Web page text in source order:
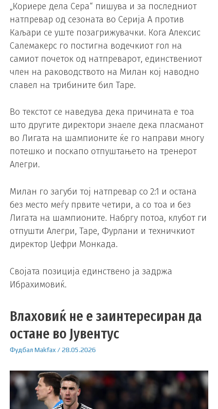
„Кориере дела Сера“ пишува и за последниот
натпревар од сезоната во Серија А против
Каљари се уште позагрижувачки. Кога Алексис
Салемакерс го постигна водечкиот гол на
самиот почеток од натпреварот, единствениот
член на раководството на Милан кој наводно
славел на трибините бил Таре.
Во текстот се наведува дека причината е тоа
што другите директори знаеле дека пласманот
во Лигата на шампионите ќе го направи многу
потешко и поскапо отпуштањето на тренерот
Алегри.
Милан го загуби тој натпревар со 2:1 и остана
без место меѓу првите четири, а со тоа и без
Лигата на шампионите. Набргу потоа, клубот ги
отпушти Алегри, Таре, Фурлани и техничкиот
директор Џефри Монкада.
Својата позиција единствено ја задржа
Ибрахимовиќ.
Влаховиќ не е заинтересиран да
остане во Јувентус
Фудбал Makfax /28.05.2026